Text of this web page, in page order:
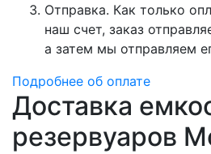
Отправка. Как только
наш счет, заказ
а затем мы отправляем
Подробнее об оплате
Доставка
резервуаров